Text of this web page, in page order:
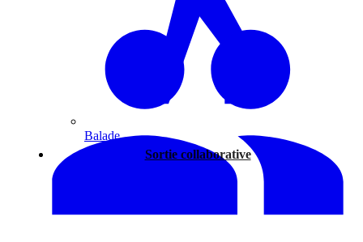
Balade
Sortie collaborative